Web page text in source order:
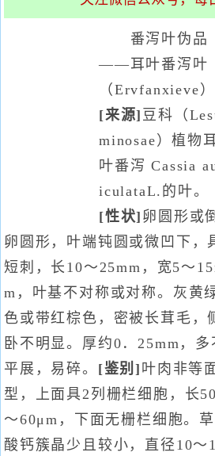
番泻叶伪品
——耳叶番泻叶
（Ervfanxieve）
[来源] 豆科（
minosae）植物
叶番泻 Cassia
iculataL.的叶。
[性状] 卵圆形或倒
卵圆形，叶端钝圆或微凹下，
短刺，长10～25mm，宽5～
m，叶基不对称或对称。灰黄
色或带红棕色，密被长茸毛，
卧不明显。厚约0．25mm，多
平展，易碎。 [鉴别] 叶肉非等
型，上面具2列栅栏细胞，长50
～60μm，下面无栅栏细胞。草
酸钙簇晶少且较小，直径10～